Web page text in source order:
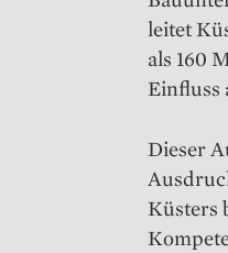
leitet
als 160
Einfluss
Dieser
Küsters